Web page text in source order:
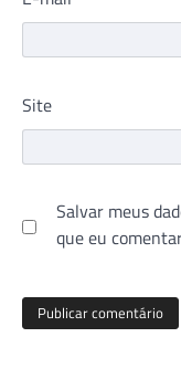
Site
Salvar meus
que eu